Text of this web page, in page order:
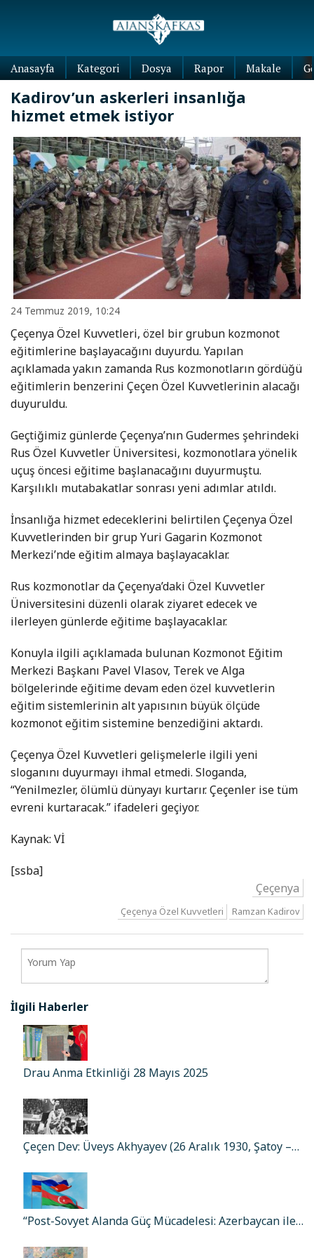
Anasayfa Kategori Dosya Rapor Makale
Kadirov’un askerleri insanlığa
hizmet etmek istiyor
24 Temmuz 2019, 10:24
Çeçenya Özel Kuvvetleri, özel bir grubun kozmonot
eğitimlerine başlayacağını duyurdu. Yapılan
açıklamada yakın zamanda Rus kozmonotların gördüğü
eğitimlerin benzerini Çeçen Özel Kuvvetlerinin alacağı
duyuruldu.
Geçtiğimiz günlerde Çeçenya’nın Gudermes şehrindeki
Rus Özel Kuvvetler Üniversitesi, kozmonotlara yönelik
uçuş öncesi eğitime başlanacağını duyurmuştu.
Karşılıklı mutabakatlar sonrası yeni adımlar atıldı.
İnsanlığa hizmet edeceklerini belirtilen Çeçenya Özel
Kuvvetlerinden bir grup Yuri Gagarin Kozmonot
Merkezi’nde eğitim almaya başlayacaklar.
Rus kozmonotlar da Çeçenya’daki Özel Kuvvetler
Üniversitesini düzenli olarak ziyaret edecek ve
ilerleyen günlerde eğitime başlayacaklar.
Konuyla ilgili açıklamada bulunan Kozmonot Eğitim
Merkezi Başkanı Pavel Vlasov, Terek ve Alga
bölgelerinde eğitime devam eden özel kuvvetlerin
eğitim sistemlerinin alt yapısının büyük ölçüde
kozmonot eğitim sistemine benzediğini aktardı.
Çeçenya Özel Kuvvetleri gelişmelerle ilgili yeni
sloganını duyurmayı ihmal etmedi. Sloganda,
“Yenilmezler, ölümlü dünyayı kurtarır. Çeçenler ise tüm
evreni kurtaracak.” ifadeleri geçiyor.
Kaynak: Vİ
[ssba]
Çeçenya
Çeçenya Özel Kuvvetleri Ramzan Kadirov
İlgili Haberler
Drau Anma Etkinliği 28 Mayıs 2025
Çeçen Dev: Üveys Akhyayev (26 Aralık 1930, Şatoy –…
“Post-Sovyet Alanda Güç Mücadelesi: Azerbaycan ile…